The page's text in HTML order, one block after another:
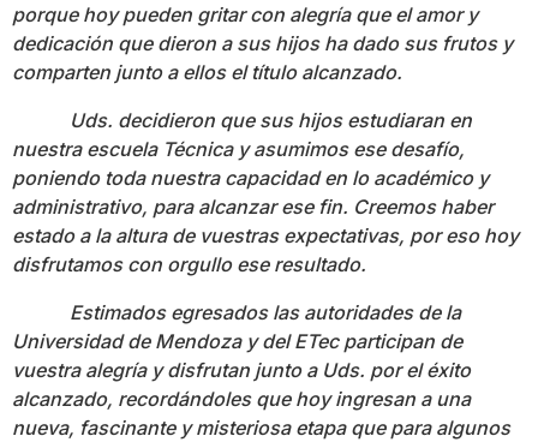
porque hoy pueden gritar con alegría que el amor y
dedicación que dieron a sus hijos ha dado sus frutos y
comparten junto a ellos el título alcanzado.
Uds. decidieron que sus hijos estudiaran en
nuestra escuela Técnica y asumimos ese desafío,
poniendo toda nuestra capacidad en lo académico y
administrativo, para alcanzar ese fin. Creemos haber
estado a la altura de vuestras expectativas, por eso hoy
disfrutamos con orgullo ese resultado.
Estimados egresados las autoridades de la
Universidad de Mendoza y del ETec participan de
vuestra alegría y disfrutan junto a Uds. por el éxito
alcanzado, recordándoles que hoy ingresan a una
nueva, fascinante y misteriosa etapa que para algunos